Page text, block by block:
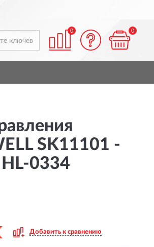
0 0
SK11101 -
0334
Добавить к сравнению